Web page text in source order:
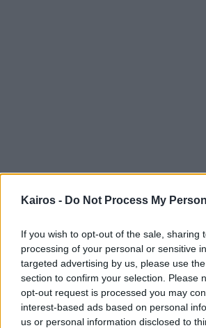
Kairos - Do Not Process My
If you wish to opt-out of the sale, sharing
processing of your personal or sensitive
targeted advertising by us, please use
section to confirm your selection. Please
opt-out request is processed you may
interest-based ads based on personal
us or personal information disclosed to
Αύριο ανά μέρος της ημέρας